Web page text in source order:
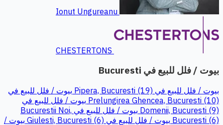
Ionut Ungureanu
CHESTERTONS
بيوت / فلل للبيع في Bucuresti
بيوت / فلل للبيع في Pipera, Bucuresti (19)
بيوت / فلل للبيع في
Prelungirea Ghencea, Bucuresti (10) بيوت / فلل للبيع في
Domenii, Bucuresti (9)
بيوت / فلل للبيع في Bucurestii Noi,
Bucuresti (6) بيوت / فلل للبيع في Giulesti, Bucuresti (6)
بيوت /